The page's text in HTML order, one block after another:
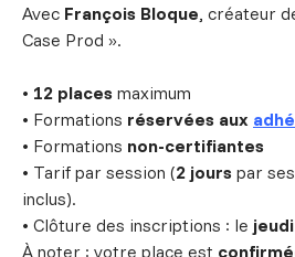
Avec François Bloque, créateur
Case Prod ».
• 12 places maximum
• Formations réservées aux
• Formations non-certifiantes
• Tarif par session (2 jours par
inclus).
• Clôture des inscriptions : le
À noter : votre place est